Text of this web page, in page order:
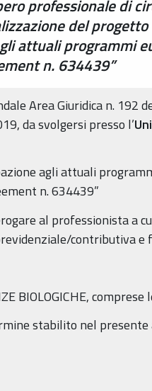
professionale di
del progetto
attuali programmi
n. 634439”
Area Giuridica n. 192
da svolgersi presso l’
agli attuali
n. 634439”
al professionista a
contributiva e
BIOLOGICHE,
stabilito nel